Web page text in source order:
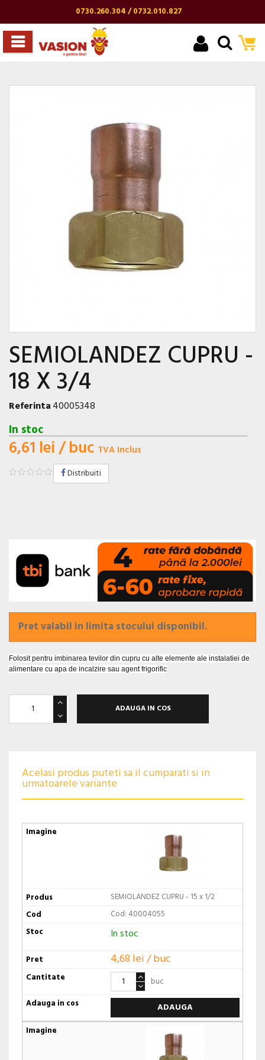
0730.260.304 / 0732.010.827
SEMIOLANDEZ CUPRU -
18 X 3/4
Referinta40005348
In stoc
6,61 lei/ buc TVA Inclus
Distribuiti
Pret valabil in limita stocului disponibil.
Folosit pentru imbinarea tevilor din cupru cu alte elemente ale instalatiei de
alimentare cu apa de incalzire sau agent frigorific
ADAUGA IN COS
Acelasi produs puteti sa il cumparati si in
urmatoarele variante
SEMIOLANDEZ CUPRU - 15 x 1/2
Cod: 40004055
In stoc
4,68 lei / buc
buc
ADAUGA